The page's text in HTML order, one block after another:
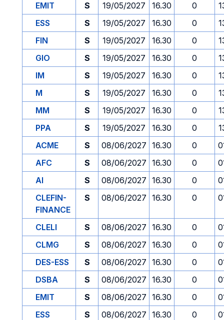
EMIT
S 19/05/2027 16.30 0
ESS
S 19/05/2027 16.30 0
FIN
S 19/05/2027 16.30 0
GIO
S 19/05/2027 16.30 0
IM
S 19/05/2027 16.30 0
M
S 19/05/2027 16.30 0
MM
S 19/05/2027 16.30 0
PPA
S 19/05/2027 16.30 0
ACME
S 08/06/2027 16.30 0
AFC
S 08/06/2027 16.30 0
AI
S 08/06/2027 16.30 0
CLEFIN-
FINANCE
S 08/06/2027 16.30 0
CLELI S 08/06/2027 16.30 0
CLMG
S 08/06/2027 16.30 0
DES-ESS
S 08/06/2027 16.30 0
DSBA
S 08/06/2027 16.30 0
EMIT
S 08/06/2027 16.30 0
ESS
S 08/06/2027 16.30 0